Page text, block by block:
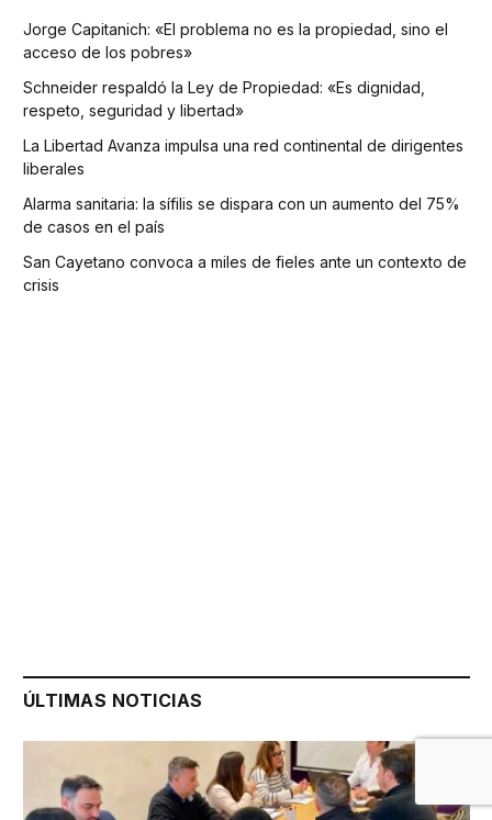
Jorge Capitanich: «El problema no es la propiedad, sino el
acceso de los pobres»
Schneider respaldó la Ley de Propiedad: «Es dignidad,
respeto, seguridad y libertad»
La Libertad Avanza impulsa una red continental de dirigentes
liberales
Alarma sanitaria: la sífilis se dispara con un aumento del 75%
de casos en el país
San Cayetano convoca a miles de fieles ante un contexto de
crisis
ÚLTIMAS NOTICIAS